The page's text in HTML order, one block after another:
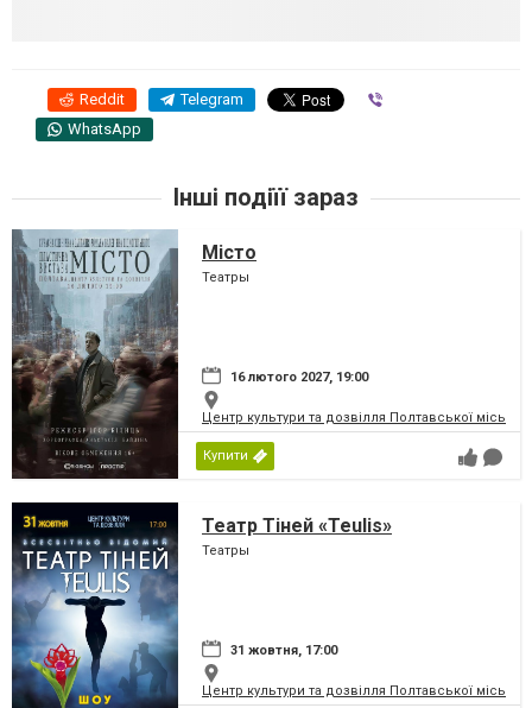
Reddit Telegram
WhatsApp
Інші подіїї зараз
Місто
Театры
16 лютого 2027, 19:00
Центр культури та дозвілля Полтавської
Купити
Театр Тіней «Teulis»
Театры
31 жовтня, 17:00
Центр культури та дозвілля Полтавської